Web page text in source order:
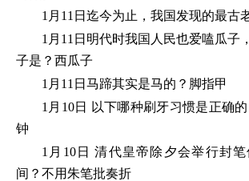
1月11日迄今为止，我国发现的最古
1月11日明代时我国人民也爱嗑瓜子
子是？西瓜子
1月11日马蹄其实是马的？脚指甲
1月10日 以下哪种刷牙习惯是正确
钟
1月10日 清代皇帝除夕会举行封
间？不用朱笔批奏折